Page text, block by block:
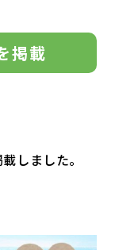
掲載
しました。